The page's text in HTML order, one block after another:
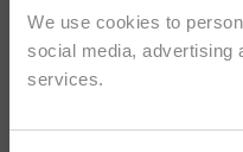
We use cookies to
social media, advertising
services.